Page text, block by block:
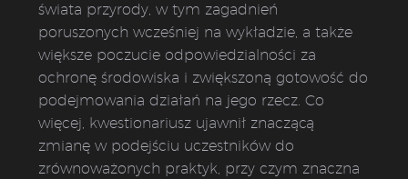
świata przyrody, w tym zagadnień
poruszonych wcześniej na wykładzie, a także
większe poczucie odpowiedzialności za
ochronę środowiska i zwiększoną gotowość do
podejmowania działań na jego rzecz. Co
więcej, kwestionariusz ujawnił znaczącą
zmianę w podejściu uczestników do
zrównoważonych praktyk, przy czym znaczna